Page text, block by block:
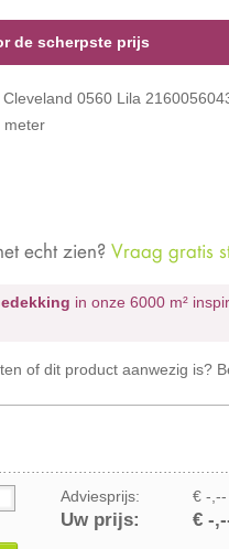
de scherpste prijs
0560 Lila
meter
echt zien? Vraag gratis
in onze 6000 m²
of dit product aanwezig is?
Adviesprijs: € -,--
Uw prijs: € -